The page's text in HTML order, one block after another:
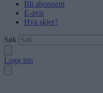
Bli abonnent
E-avis
Hva skjer?
Søk
Logg inn